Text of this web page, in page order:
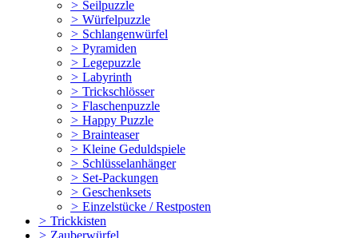
> Seilpuzzle
> Würfelpuzzle
> Schlangenwürfel
> Pyramiden
> Legepuzzle
> Labyrinth
> Trickschlösser
> Flaschenpuzzle
> Happy Puzzle
> Brainteaser
> Kleine Geduldspiele
> Schlüsselanhänger
> Set-Packungen
> Geschenksets
> Einzelstücke / Restposten
> Trickkisten
> Zauberwürfel